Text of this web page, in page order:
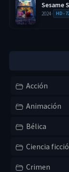
Sesame
2026 HD
2024• HD -
Acción
Animación
Bélica
Ciencia
Crimen